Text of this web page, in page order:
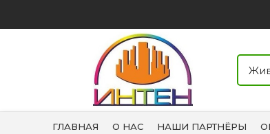
ГЛАВНАЯ О НАС НАШИ ПАРТНЁРЫ